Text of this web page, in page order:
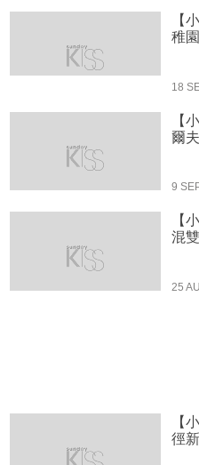
【
稚園
18
【
爾
9
【
混
25
【
徑